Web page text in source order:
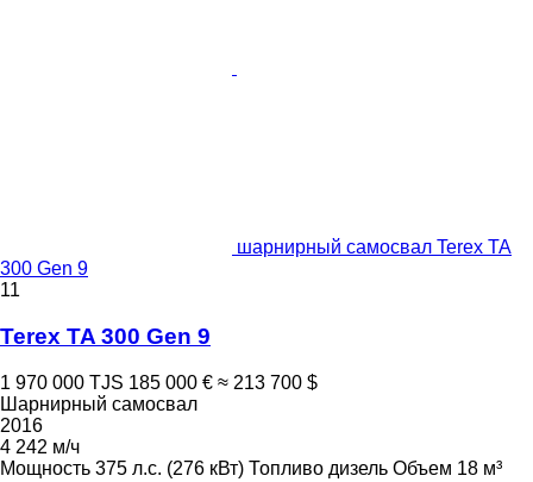
шарнирный самосвал Terex TA
300 Gen 9
11
Terex TA 300 Gen 9
1 970 000 TJS 185 000 € ≈ 213 700 $
Шарнирный самосвал
2016
4 242 м/ч
Мощность 375 л.с. (276 кВт) Топливо дизель Объем 18 м³